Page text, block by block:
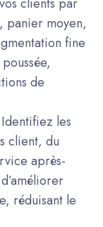
panier moyen,
fine
de
les
client, du
après-
réduisant le